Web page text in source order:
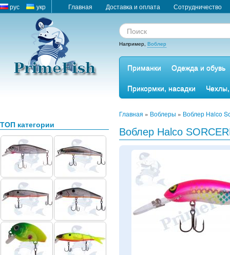
рус укр Главная Доставка и оплата Сотрудничество
Например, Воблер
Приманки
Одежда и обувь
Прикормки, насадки
ТОП категории
Главная » Воблеры » Воблер Halco
Воблер Halco